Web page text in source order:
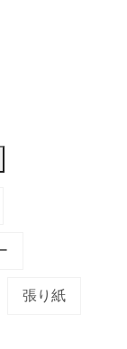
張り紙